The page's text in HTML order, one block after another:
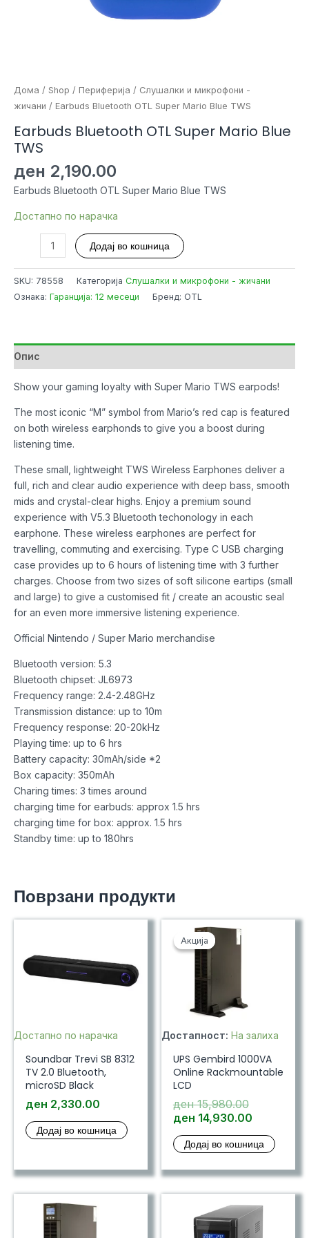
Дома / Shop / Периферија / Слушалки и микрофони -
жичани / Earbuds Bluetooth OTL Super Mario Blue TWS
Earbuds Bluetooth OTL Super Mario Blue
TWS
ден 2,190.00
Earbuds Bluetooth OTL Super Mario Blue TWS
Достапно по нарачка
Bluetooth
OTL
количина
Додај во кошница
SKU: 78558 Категорија Слушалки и микрофони - жичани
Ознака: Гаранција: 12 месеци Бренд: OTL
Опис
Show your gaming loyalty with Super Mario TWS earpods!
The most iconic “M” symbol from Mario’s red cap is featured
on both wireless earphonds to give you a boost during
listening time.
These small, lightweight TWS Wireless Earphones deliver a
full, rich and clear audio experience with deep bass, smooth
mids and crystal-clear highs. Enjoy a premium sound
experience with V5.3 Bluetooth techonology in each
earphone. These wireless earphones are perfect for
travelling, commuting and exercising. Type C USB charging
case provides up to 6 hours of listening time with 3 further
charges. Choose from two sizes of soft silicone eartips (small
and large) to give a customised fit / create an acoustic seal
for an even more immersive listening experience.
Official Nintendo / Super Mario merchandise
Bluetooth version: 5.3
Bluetooth chipset: JL6973
Frequency range: 2.4-2.48GHz
Transmission distance: up to 10m
Frequency response: 20-20kHz
Playing time: up to 6 hrs
Battery capacity: 30mAh/side *2
Box capacity: 350mAh
Charing times: 3 times around
charging time for earbuds: approx 1.5 hrs
charging time for box: approx. 1.5 hrs
Standby time: up to 180hrs
Поврзани продукти
Достапно по нарачка
Soundbar Trevi SB 8312
TV 2.0 Bluetooth,
microSD Black
ден 2,330.00
Додај во кошница
Акција
Акција
Достапност: На залиха
UPS Gembird 1000VA
Online Rackmountable
LCD
ден15,980.00Original
price
ден
ден 14,930.00Current
is:
Додај во кошница